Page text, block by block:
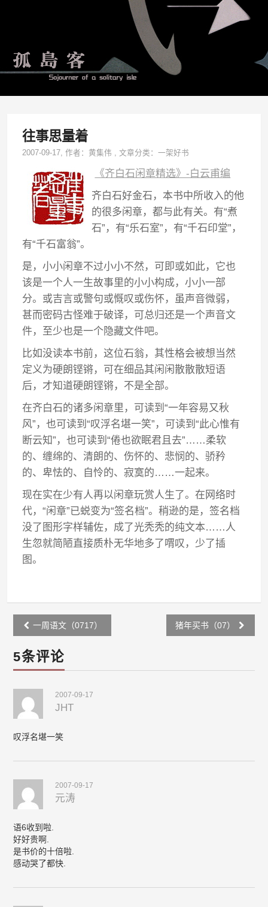
往事思量着
2007-09-17, 作者：黄集伟 ,文章分类：一架好书
《齐白石闲章精选》-白云甫编
齐白石好金石，本书中所收入的他
的很多闲章，都与此有关。有“煮
石”，有“乐石室”，有“千石印堂”，
有“千石富翁”。
是，小小闲章不过小小不然，可即或如此，它也
该是一个人一生故事里的小小构成，小小一部
分。或吉言或警句或慨叹或伤怀，虽声音微弱，
甚而密码古怪难于破译，可总归还是一个声音文
件，至少也是一个隐藏文件吧。
比如没读本书前，这位石翁，其性格会被想当然
定义为硬朗铿锵，可在细品其闲闲散散散短语
后，才知道硬朗铿锵，不是全部。
在齐白石的诸多闲章里，可读到“一年容易又秋
风”，也可读到“叹浮名堪一笑”，可读到“此心惟有
断云知”，也可读到“倦也欲眠君且去”……柔软
的、缠绵的、清朗的、伤怀的、悲悯的、骄矜
的、卑怯的、自怜的、寂寞的……一起来。
现在实在少有人再以闲章玩赏人生了。在网络时
代，“闲章”已蜕变为“签名档”。稍逊的是，签名档
没了图形字样辅佐，成了光秃秃的纯文本……人
生忽就简陋直接质朴无华地多了喟叹，少了插
图。
Post
navigation
一周语文（0717） 猪年买书（07）
5条评论
2007-09-17
JHT
叹浮名堪一笑
2007-09-17
元涛
语6收到啦.
好好贵啊.
是书价的十倍啦.
感动哭了都快.